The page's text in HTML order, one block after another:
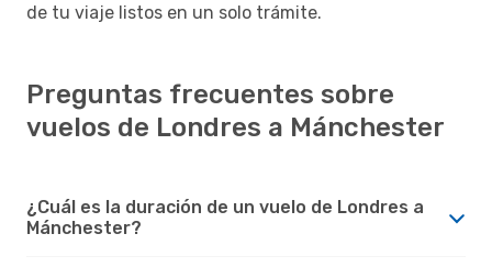
de tu viaje listos en un solo trámite.
Preguntas frecuentes sobre
vuelos de Londres a Mánchester
¿Cuál es la duración de un vuelo de Londres a
Mánchester?